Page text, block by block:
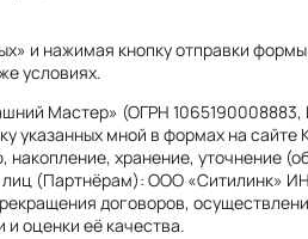
и нажимая кнопку отправки
условиях.
Мастер» (ОГРН 1065190008883,
мной в формах на
хранение, уточнение
лиц (Партнёрам): ООО
договоров,
оценки её качества.